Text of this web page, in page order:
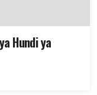
Hundi ya